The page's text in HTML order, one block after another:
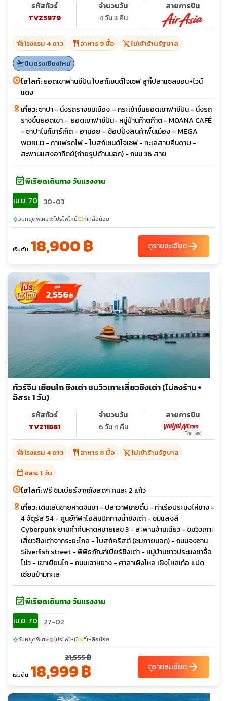
รหัสทัวร์
TVZ5979
จำนวนวัน
4 วัน 3 คืน
สายการบิน
hotel_classโรงแรม 4 ดาว restaurant อาหาร 9 มื้อ shopping_cart_offไม่เข้าร้านรัฐบาล
flight_takeoffบินตรงเชียงใหม่
ไฮไลท์:ยอดเขาฟานซีปัน โบสถ์เซนต์โจเซฟ สุกี้ปลาแซลมอน+ไวน์
แดง
เที่ยว:ซาปา - นั่งรถรางชมเมือง – กระเช้าชึ้นยอดเขาฟาซีปัน - นั่งรถ
รางขึ้นยอดเขา – ยอดเขาฟาซีปัน- หมู่บ้านก๊าตก๊าต - MOANA CAFÉ
- ซาปาไนท์มาร์เก็ต - ฮานอย – ช้อปปิ้งสินค้าพื้นเมือง – MEGA
WORLD - กาแฟรถไฟ - โบสถ์เซนต์โจเซฟ - ทะเลสาบคืนดาบ -
สะพานแสงอาทิตย์(ถ่ายรูปด้านนอก) - ถนน 36 สาย
event_availableพีเรียดเดินทาง วันแรงงาน
เม.ย. 70
30-03
sunnyวันหยุดพิเศษlocal_fire_departmentโปรไฟไหม้confirmation_numberที่เหลือน้อย
เริ่มต้น 18,900 ฿ ดูรายละเอียดarrow_forward
2,556฿
ทัวร์จีน เยียนไถ ชิงเต่า ชมวิวเกาะเสี่ยวชิงเต่า (ไม่ลงร้าน +
อิสระ 1 วัน)
รหัสทัวร์
TVZ11861
จำนวนวัน
6 วัน 4 คืน
สายการบิน
hotel_classโรงแรม 4 ดาว restaurant อาหาร 8 มื้อ shopping_cart_offไม่เข้าร้านรัฐบาล
calendar_todayอิสระ 1 วัน
ไฮไลท์:ฟรี ชิมเบียร์จากถังสดๆ คนละ 2 แก้ว
เที่ยว:เดินเล่นชายหาดจินซา - ปลาวาฬเกยตื้น - ท่าเรือประมงไห่ชาง -
4 จัตุรัส 54 - ศูนย์กีฬาโอลิมปิกทางน้ำชิงเต่า - ชมแสงสี
Cyberpunk ยามค่ำคืนหาดหมายเลข 3 - สะพานจ้านเฉียว - ชมวิวเกาะ
เสี่ยวชิงเต่าจากระยะไกล - โบสถ์คริสต์ (ชมภายนอก) - ถนนจงซาน
Silverfish street - พิพิธภัณฑ์เบียร์ชิงเต่า - หมู่บ้านชาวประมงซาจื้อ
โข่ว - เขาเยียนไถ - ถนนเฉาหยาง - ศาลาเผิงไหล เผิงไหลเก๋อ แปด
เซียนข้ามทะเล
event_availableพีเรียดเดินทาง วันแรงงาน
เม.ย. 70
27-02
sunnyวันหยุดพิเศษlocal_fire_departmentโปรไฟไหม้confirmation_numberที่เหลือน้อย
เริ่มต้น
21,555 ฿
18,999 ฿ ดูรายละเอียดarrow_forward